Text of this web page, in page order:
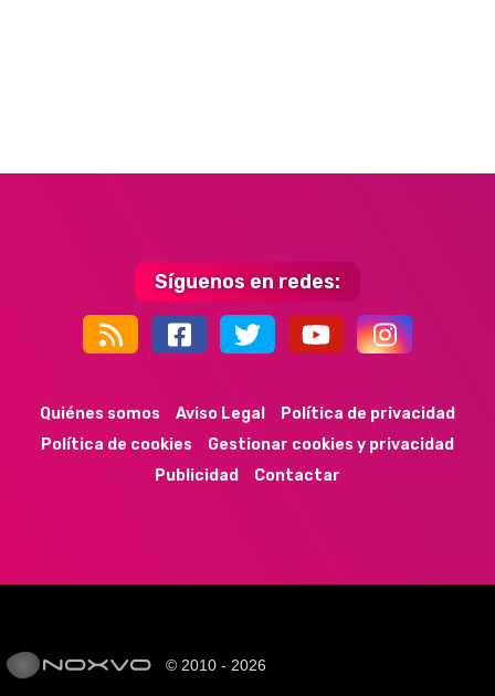
Síguenos en redes:
Quiénes somos Aviso Legal
Política de privacidad
Política de cookies
Gestionar cookies y privacidad
Publicidad
Contactar
© 2010 - 2026